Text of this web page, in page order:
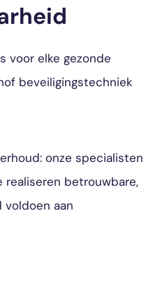
voor elke gezonde
beveiligingstechniek
onze specialisten
realiseren betrouwbare,
aan